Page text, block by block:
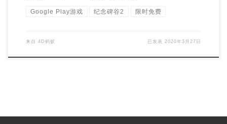
Google Play游戏 纪念碑谷2 限时免费
来自 4D蚂蚁 已发表 2020年3月27日